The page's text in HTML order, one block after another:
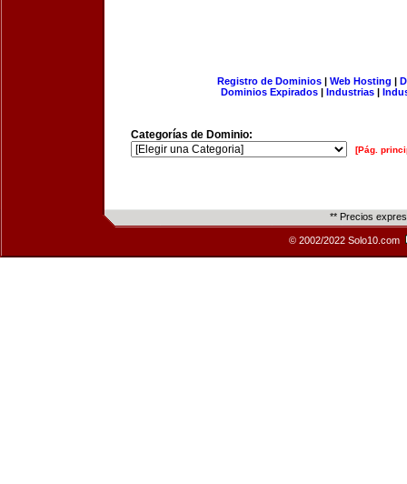
Registro de Dominios| Web Hosting |
Dominios Expirados | Industrias |
Categorías de Dominio:
[Pág.
** Precios
© 2002/2022 Solo10.com